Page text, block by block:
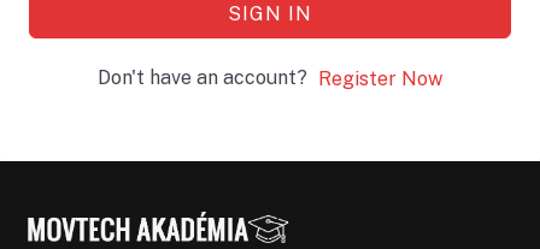
SIGN IN
Don't have an account? Register Now